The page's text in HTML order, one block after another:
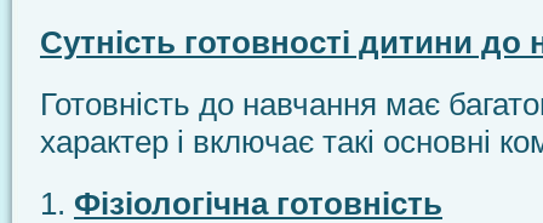
Сутність готовності дитини до
Готовність до навчання має
характер і включає такі основні
1. Фізіологічна готовність